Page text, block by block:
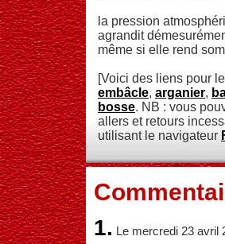
la pression
agrandit
même si elle rend
[Voici des liens pour
embâcle, arganier,
bosse. NB : vous
allers et retours
utilisant le navigateur
1. Le mercredi 23 avril